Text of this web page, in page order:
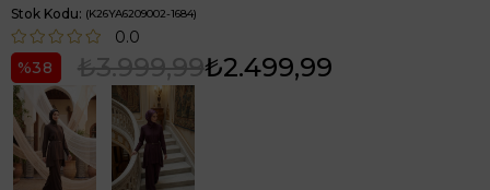
Stok Kodu (K26YA6209002-1684)
0.0
38
₺3.999,99₺2.499,99